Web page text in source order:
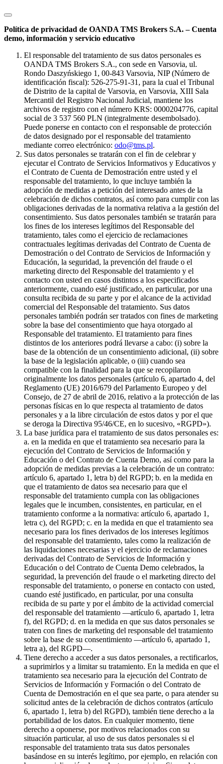
Política de privacidad de OANDA TMS Brokers S.A. – Cuenta
demo, información y servicio educativo
El responsable del tratamiento de sus datos personales es
OANDA TMS Brokers S.A., con sede en Varsovia, ul.
Rondo Daszyńskiego 1, 00-843 Varsovia, NIP (Número de
identificación fiscal): 526-275-91-31, para la cual el Tribunal
de Distrito de la capital de Varsovia, en Varsovia, XIII Sala
Mercantil del Registro Nacional Judicial, mantiene los
archivos de registro con el número KRS: 0000204776, capital
social de 3 537 560 PLN (integralmente desembolsado).
Puede ponerse en contacto con el responsable de protección
de datos designado por el responsable del tratamiento
mediante correo electrónico: odo@tms.pl.
Sus datos personales se tratarán con el fin de celebrar y
ejecutar el Contrato de Servicios Informativos y Educativos y
el Contrato de Cuenta de Demostración entre usted y el
responsable del tratamiento, lo que incluye también la
adopción de medidas a petición del interesado antes de la
celebración de dichos contratos, así como para cumplir con las
obligaciones derivadas de la normativa relativa a la gestión del
consentimiento. Sus datos personales también se tratarán para
los fines de los intereses legítimos del Responsable del
tratamiento, tales como el ejercicio de reclamaciones
contractuales legítimas derivadas del Contrato de Cuenta de
Demostración o del Contrato de Servicios de Información y
Educación, la seguridad, la prevención del fraude o el
marketing directo del Responsable del tratamiento y el
contacto con usted en casos distintos a los especificados
anteriormente, cuando esté justificado, en particular, por una
consulta recibida de su parte y por el alcance de la actividad
comercial del Responsable del tratamiento. Sus datos
personales también podrán ser tratados con fines de marketing
sobre la base del consentimiento que haya otorgado al
Responsable del tratamiento. El tratamiento para fines
distintos de los anteriores podrá llevarse a cabo: (i) sobre la
base de la obtención de un consentimiento adicional, (ii) sobre
la base de la legislación aplicable, o (iii) cuando sea
compatible con la finalidad para la que se recopilaron
originalmente los datos personales (artículo 6, apartado 4, del
Reglamento (UE) 2016/679 del Parlamento Europeo y del
Consejo, de 27 de abril de 2016, relativo a la protección de las
personas físicas en lo que respecta al tratamiento de datos
personales y a la libre circulación de estos datos y por el que
se deroga la Directiva 95/46/CE, en lo sucesivo, «RGPD»).
La base jurídica para el tratamiento de sus datos personales es:
a. en la medida en que el tratamiento sea necesario para la
ejecución del Contrato de Servicios de Información y
Educación o del Contrato de Cuenta Demo, así como para la
adopción de medidas previas a la celebración de un contrato:
artículo 6, apartado 1, letra b) del RGPD; b. en la medida en
que el tratamiento de datos sea necesario para que el
responsable del tratamiento cumpla con las obligaciones
legales que le incumben, consistentes, en particular, en el
tratamiento conforme a la normativa: artículo 6, apartado 1,
letra c), del RGPD; c. en la medida en que el tratamiento sea
necesario para los fines derivados de los intereses legítimos
del responsable del tratamiento, tales como la realización de
las liquidaciones necesarias y el ejercicio de reclamaciones
derivadas del Contrato de Servicios de Información y
Educación o del Contrato de Cuenta Demo celebrados, la
seguridad, la prevención del fraude o el marketing directo del
responsable del tratamiento, o ponerse en contacto con usted,
cuando esté justificado, en particular, por una consulta
recibida de su parte y por el ámbito de la actividad comercial
del responsable del tratamiento —artículo 6, apartado 1, letra
f), del RGPD; d. en la medida en que sus datos personales se
traten con fines de marketing del responsable del tratamiento
sobre la base de su consentimiento —artículo 6, apartado 1,
letra a), del RGPD—.
Tiene derecho a acceder a sus datos personales, a rectificarlos,
a suprimirlos y a limitar su tratamiento. En la medida en que el
tratamiento sea necesario para la ejecución del Contrato de
Servicios de Información y Formación o del Contrato de
Cuenta de Demostración en el que sea parte, o para atender su
solicitud antes de la celebración de dichos contratos (artículo
6, apartado 1, letra b) del RGPD), también tiene derecho a la
portabilidad de los datos. En cualquier momento, tiene
derecho a oponerse, por motivos relacionados con su
situación particular, al uso de sus datos personales si el
responsable del tratamiento trata sus datos personales
basándose en su interés legítimo, por ejemplo, en relación con